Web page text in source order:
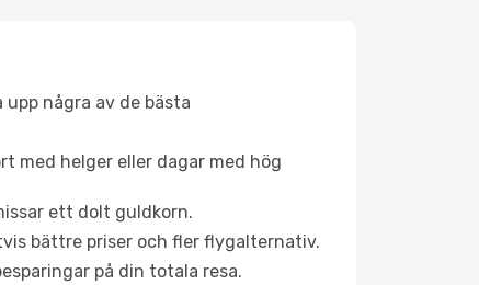
några av de bästa
med helger eller dagar med hög
ett dolt guldkorn.
bättre priser och fler flygalternativ.
på din totala resa.